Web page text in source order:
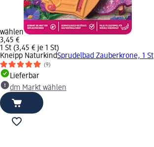
wählen
3,45 €
1 St (3,45 € je 1 St)
Kneipp NaturkindSprudelbad Zauberkrone, 1 St
(9)
Lieferbar
dm Markt wählen